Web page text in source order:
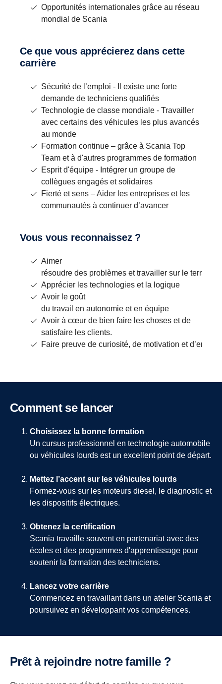
Opportunités internationales grâce au réseau
mondial de Scania
Ce que vous apprécierez dans cette
carrière
Sécurité de l’emploi - Il existe une forte
demande de techniciens qualifiés
Technologie de classe mondiale - Travailler
avec certains des véhicules les plus avancés
au monde
Formation continue – grâce à Scania Top
Team et à d'autres programmes de formation
Esprit d'équipe - Intégrer un groupe de
collègues engagés et solidaires
Fierté et sens – Aider les entreprises et les
communautés à continuer d’avancer
Vous vous reconnaissez ?
Aimer
résoudre des problèmes et travailler sur le terrain
Apprécier les technologies et la logique
Avoir le goût
du travail en autonomie et en équipe
Avoir à cœur de bien faire les choses et de
satisfaire les clients.
Faire preuve de curiosité, de motivation et d’envie
Comment se lancer
Choisissez la bonne formation
Un cursus professionnel en technologie automobile
ou véhicules lourds est un excellent point de départ.
Mettez l’accent sur les véhicules lourds
Formez-vous sur les moteurs diesel, le diagnostic et
les dispositifs électriques.
Obtenez la certification
Scania travaille souvent en partenariat avec des
écoles et des programmes d'apprentissage pour
soutenir la formation des techniciens.
Lancez votre carrière
Commencez en travaillant dans un atelier Scania et
poursuivez en développant vos compétences.
Prêt à rejoindre notre famille ?